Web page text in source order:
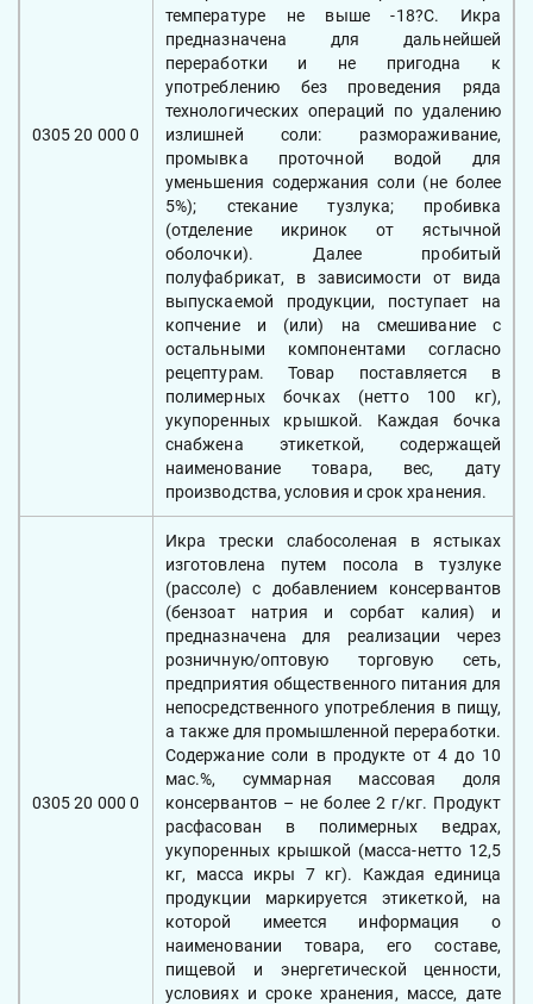
0305 20 000 0
температуре не выше -18?С. Икра
предназначена для дальнейшей
переработки и не пригодна к
употреблению без проведения ряда
технологических операций по удалению
излишней соли: размораживание,
промывка проточной водой для
уменьшения содержания соли (не более
5%); стекание тузлука; пробивка
(отделение икринок от ястычной
оболочки). Далее пробитый
полуфабрикат, в зависимости от вида
выпускаемой продукции, поступает на
копчение и (или) на смешивание с
остальными компонентами согласно
рецептурам. Товар поставляется в
полимерных бочках (нетто 100 кг),
укупоренных крышкой. Каждая бочка
снабжена этикеткой, содержащей
наименование товара, вес, дату
производства, условия и срок хранения.
0305 20 000 0
Икра трески слабосоленая в ястыках
изготовлена путем посола в тузлуке
(рассоле) с добавлением консервантов
(бензоат натрия и сорбат калия) и
предназначена для реализации через
розничную/оптовую торговую сеть,
предприятия общественного питания для
непосредственного употребления в пищу,
а также для промышленной переработки.
Содержание соли в продукте от 4 до 10
мас.%, суммарная массовая доля
консервантов – не более 2 г/кг. Продукт
расфасован в полимерных ведрах,
укупоренных крышкой (масса-нетто 12,5
кг, масса икры 7 кг). Каждая единица
продукции маркируется этикеткой, на
которой имеется информация о
наименовании товара, его составе,
пищевой и энергетической ценности,
условиях и сроке хранения, массе, дате